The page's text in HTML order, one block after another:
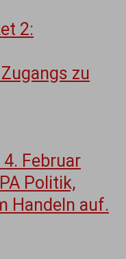
2:
zu
Februar
Politik,
Handeln auf.